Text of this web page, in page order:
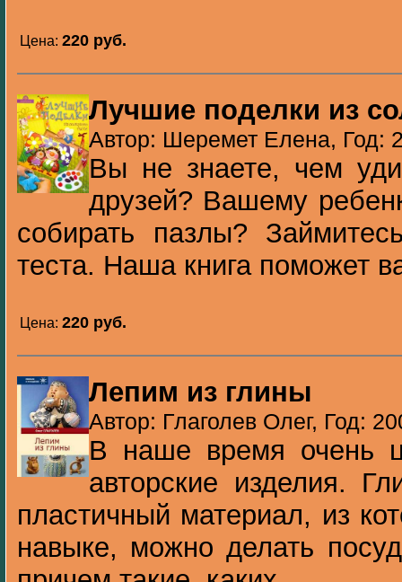
Цена: 220 pуб.
Лучшие поделки из
Автор: Шеремет Елена, Год:
Вы не знаете, чем
друзей? Вашему
собирать пазлы?
теста. Наша книга поможет
Цена: 220 pуб.
Лепим из глины
Автор: Глаголев Олег, Год:
В наше время очень
авторские изделия.
пластичный материал, из
навыке, можно делать